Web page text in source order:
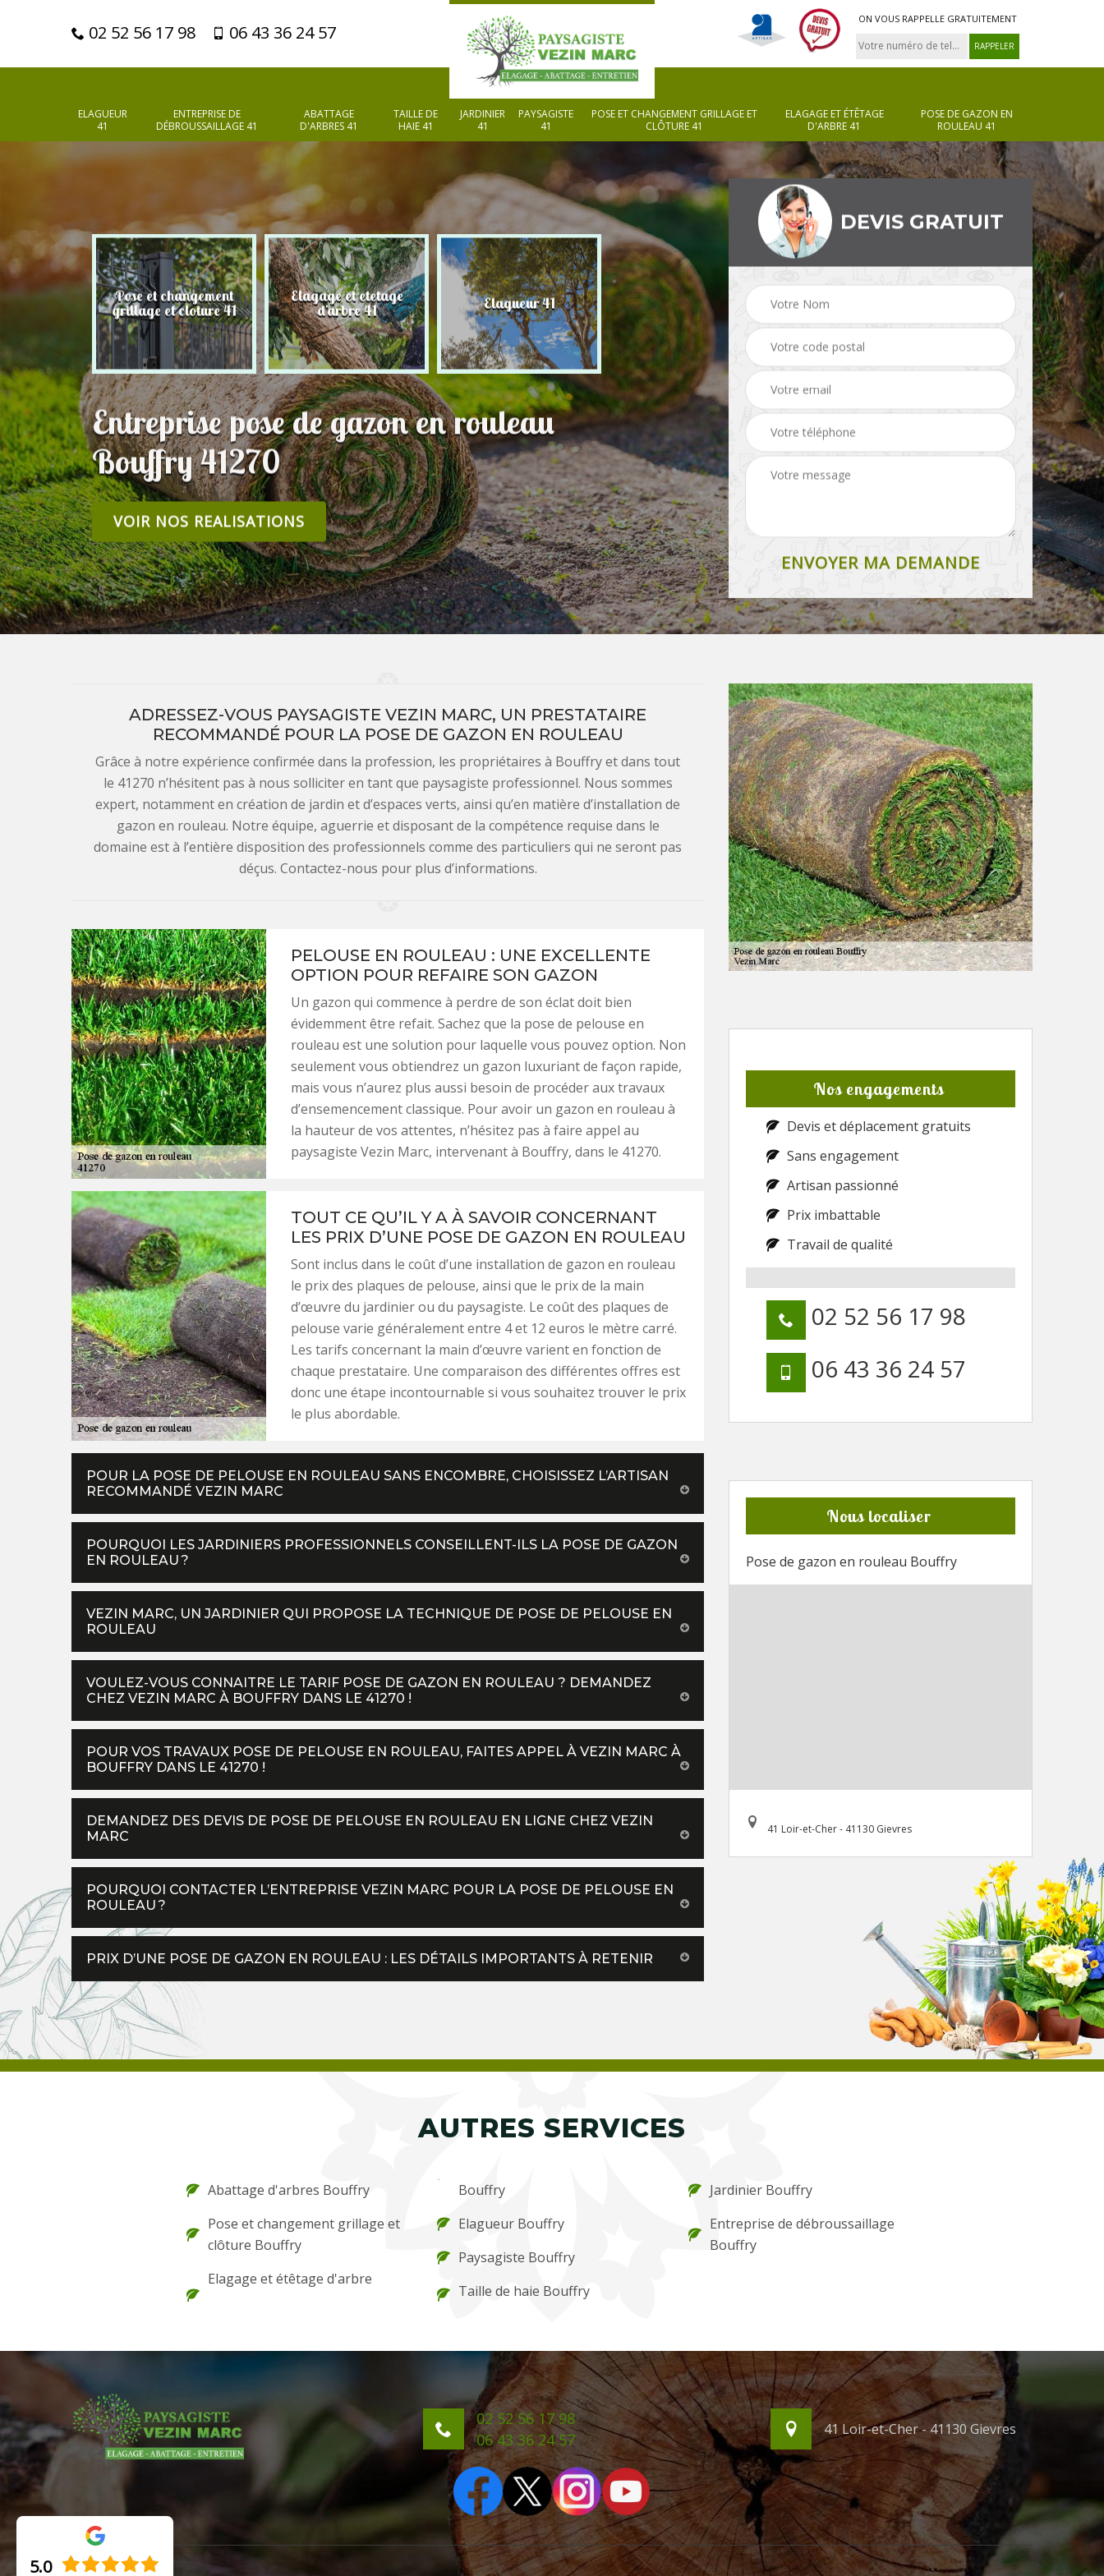
02 52 56 17 98 06 43 36 24 57
ON VOUS RAPPELLE GRATUITEMENT
ELAGUEUR
41
ENTREPRISE DE
DÉBROUSSAILLAGE 41
ABATTAGE
D'ARBRES 41
TAILLE DE
HAIE 41
JARDINIER
41
PAYSAGISTE
41
POSE ET CHANGEMENT GRILLAGE ET
CLÔTURE 41
ELAGAGE ET ÉTÊTAGE
D'ARBRE 41
POSE DE GAZON EN
ROULEAU 41
41 Pose et changement
grillage et cloture 41
Elagage et etetage
d'arbre 41 Elagueur 41 Paysagiste 41 Taille de haie 41
Entreprise pose de gazon en rouleau
Bouffry 41270
VOIR NOS REALISATIONS
DEVIS GRATUIT
ADRESSEZ-VOUS PAYSAGISTE VEZIN MARC, UN PRESTATAIRE
RECOMMANDÉ POUR LA POSE DE GAZON EN ROULEAU
Grâce à notre expérience confirmée dans la profession, les propriétaires à Bouffry et dans tout
le 41270 n’hésitent pas à nous solliciter en tant que paysagiste professionnel. Nous sommes
expert, notamment en création de jardin et d’espaces verts, ainsi qu’en matière d’installation de
gazon en rouleau. Notre équipe, aguerrie et disposant de la compétence requise dans le
domaine est à l’entière disposition des professionnels comme des particuliers qui ne seront pas
déçus. Contactez-nous pour plus d’informations.
PELOUSE EN ROULEAU : UNE EXCELLENTE
OPTION POUR REFAIRE SON GAZON
Un gazon qui commence à perdre de son éclat doit bien
évidemment être refait. Sachez que la pose de pelouse en
rouleau est une solution pour laquelle vous pouvez option. Non
seulement vous obtiendrez un gazon luxuriant de façon rapide,
mais vous n’aurez plus aussi besoin de procéder aux travaux
d’ensemencement classique. Pour avoir un gazon en rouleau à
la hauteur de vos attentes, n’hésitez pas à faire appel au
paysagiste Vezin Marc, intervenant à Bouffry, dans le 41270.
TOUT CE QU’IL Y A À SAVOIR CONCERNANT
LES PRIX D’UNE POSE DE GAZON EN ROULEAU
Sont inclus dans le coût d’une installation de gazon en rouleau
le prix des plaques de pelouse, ainsi que le prix de la main
d’œuvre du jardinier ou du paysagiste. Le coût des plaques de
pelouse varie généralement entre 4 et 12 euros le mètre carré.
Les tarifs concernant la main d’œuvre varient en fonction de
chaque prestataire. Une comparaison des différentes offres est
donc une étape incontournable si vous souhaitez trouver le prix
le plus abordable.
POUR LA POSE DE PELOUSE EN ROULEAU SANS ENCOMBRE, CHOISISSEZ L’ARTISAN
RECOMMANDÉ VEZIN MARC
POURQUOI LES JARDINIERS PROFESSIONNELS CONSEILLENT-ILS LA POSE DE GAZON
EN ROULEAU ?
VEZIN MARC, UN JARDINIER QUI PROPOSE LA TECHNIQUE DE POSE DE PELOUSE EN
ROULEAU
VOULEZ-VOUS CONNAITRE LE TARIF POSE DE GAZON EN ROULEAU ? DEMANDEZ
CHEZ VEZIN MARC À BOUFFRY DANS LE 41270 !
POUR VOS TRAVAUX POSE DE PELOUSE EN ROULEAU, FAITES APPEL À VEZIN MARC À
BOUFFRY DANS LE 41270 !
DEMANDEZ DES DEVIS DE POSE DE PELOUSE EN ROULEAU EN LIGNE CHEZ VEZIN
MARC
POURQUOI CONTACTER L’ENTREPRISE VEZIN MARC POUR LA POSE DE PELOUSE EN
ROULEAU ?
PRIX D’UNE POSE DE GAZON EN ROULEAU : LES DÉTAILS IMPORTANTS À RETENIR
Nos engagements
Devis et déplacement gratuits
Sans engagement
Artisan passionné
Prix imbattable
Travail de qualité
02 52 56 17 98
06 43 36 24 57
Nous localiser
Pose de gazon en rouleau Bouffry
41 Loir-et-Cher - 41130 Gievres
AUTRES SERVICES
Abattage d'arbres Bouffry
Pose et changement grillage et
clôture Bouffry
Elagage et étêtage d'arbre
Bouffry
Elagueur Bouffry
Paysagiste Bouffry
Taille de haie Bouffry
Jardinier Bouffry
Entreprise de débroussaillage
Bouffry
02 52 56 17 98
06 43 36 24 57
41 Loir-et-Cher - 41130 Gievres
5.0